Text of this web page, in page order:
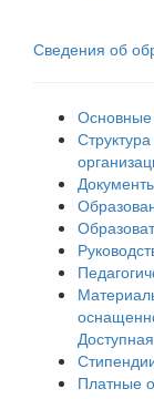
Сведения об
Основные
Платные